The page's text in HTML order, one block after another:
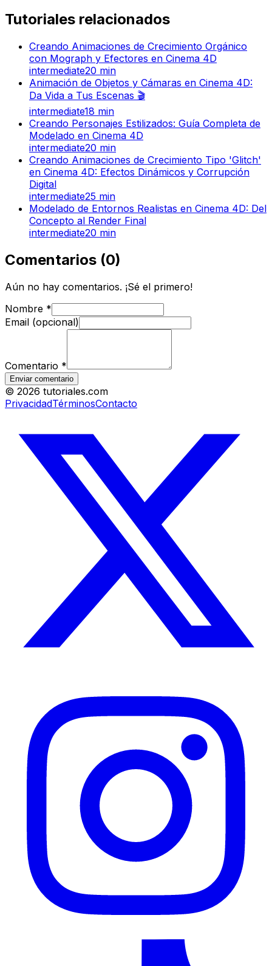
Tutoriales relacionados
Creando Animaciones de Crecimiento Orgánico
con Mograph y Efectores en Cinema 4D
intermediate20 min
Animación de Objetos y Cámaras en Cinema 4D:
Da Vida a Tus Escenas 🎬
intermediate18 min
Creando Personajes Estilizados: Guía Completa de
Modelado en Cinema 4D
intermediate20 min
Creando Animaciones de Crecimiento Tipo 'Glitch'
en Cinema 4D: Efectos Dinámicos y Corrupción
Digital
intermediate25 min
Modelado de Entornos Realistas en Cinema 4D: Del
Concepto al Render Final
intermediate20 min
Comentarios (0)
Aún no hay comentarios. ¡Sé el primero!
Nombre *
Email (opcional)
Comentario *
Enviar comentario
© 2026 tutoriales.com
PrivacidadTérminosContacto